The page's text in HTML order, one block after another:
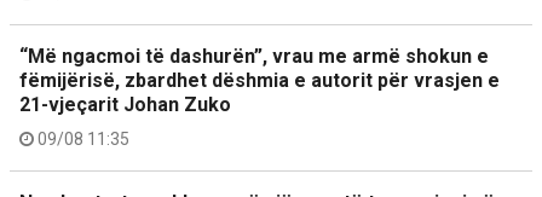
“Më ngacmoi të dashurën”, vrau me armë shokun e
fëmijërisë, zbardhet dëshmia e autorit për vrasjen e
21-vjeçarit Johan Zuko
09/08 11:35